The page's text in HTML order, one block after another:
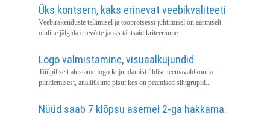
Üks kontsern, kaks erinevat veebikvaliteeti
Veebirakenduste tellimisel ja tööprotsessi juhtimisel on äärmiselt
oluline jälgida ettevõtte jaoks tähtsaid kriteeriume..
Logo valmistamine, visuaalkujundid
Tüüpiliselt alustame logo kujundamist üldise teemavaldkonna
piiritlemisest, analüüsime pisut kes on peamised sihtgrupid..
Nüüd saab 7 klõpsu asemel 2-ga hakkama.